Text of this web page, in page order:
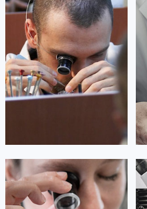
艾德琳·亚历桑德拉
资深法穆兰技师
是法穆兰售后服务中心
(法穆兰保养中心)
的高级技师之一
Guangzhou FranckMuller Maintain
center
安尼塔·阿普里尔
资深法穆兰技师
是法穆兰售后服务中心
(法穆兰保养中心)